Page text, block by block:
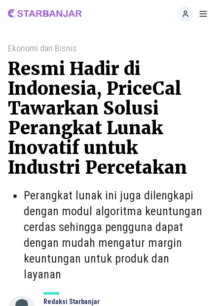
Home
Ekonomi dan Bisnis
Resmi Hadir di
Indonesia, PriceCal
Tawarkan Solusi
Perangkat Lunak
Inovatif untuk
Industri Percetakan
Perangkat lunak ini juga dilengkapi
dengan modul algoritma keuntungan
cerdas sehingga pengguna dapat
dengan mudah mengatur margin
keuntungan untuk produk dan
layanan
Redaksi Starbanjar